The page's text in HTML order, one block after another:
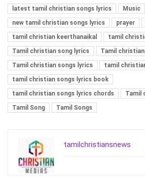
latest tamil christian songs lyrics
Music
new tamil christian songs lyrics
prayer
tamil christian keerthanaikal
tamil
Tamil christian song lyrics
Tamil
Tamil christian songs lyrics
tamil
tamil christian songs lyrics book
tamil christian songs lyrics chords
Tamil
Tamil Song
Tamil Songs
tamilchristiansnews